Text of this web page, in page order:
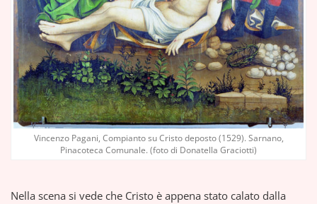
Vincenzo Pagani, Compianto su Cristo deposto (1529). Sarnano,
Pinacoteca Comunale. (foto di Donatella Graciotti)
Nella scena si vede che Cristo è appena stato calato dalla